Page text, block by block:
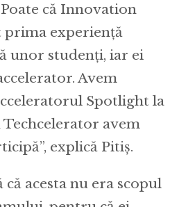
că Innovation
prima experiență
unor studenți, iar ei
Avem
Spotlight la
Techcelerator avem
explică Pitiș.
acesta nu era scopul